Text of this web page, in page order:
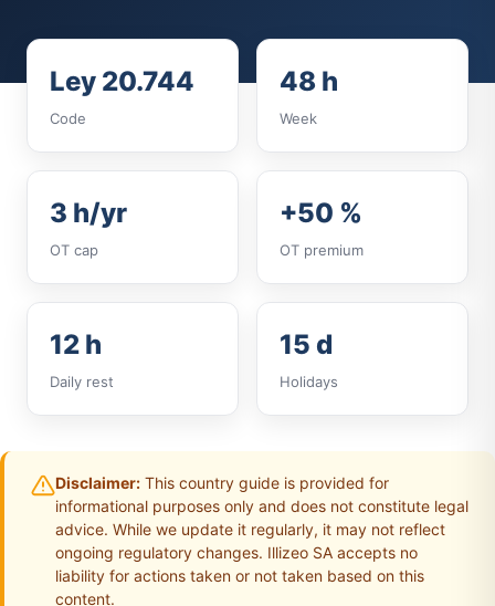
Ley 20.744
Code
48 h
Week
3 h/yr
OT cap
+50 %
OT premium
12 h
Daily rest
15 d
Holidays
Disclaimer: This country guide is provided for
informational purposes only and does not constitute legal
advice. While we update it regularly, it may not reflect
ongoing regulatory changes. Illizeo SA accepts no
liability for actions taken or not taken based on this
content.